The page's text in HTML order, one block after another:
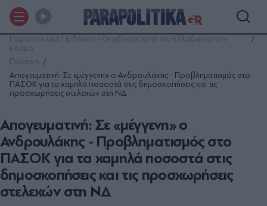
Παραπολιτικά | Ειδήσεις - Οι ειδήσεις από την Ελλάδα και τον
κόσμο
Πολιτική
Απογευματινή: Σε «μέγγενη» ο Ανδρουλάκης - Προβληματισμός στο
ΠΑΣΟΚ για τα χαμηλά ποσοστά στις δημοσκοπήσεις και τις
προσχωρήσεις στελεχών στη ΝΔ
Απογευματινή: Σε «μέγγενη» ο
Ανδρουλάκης - Προβληματισμός στο
ΠΑΣΟΚ για τα χαμηλά ποσοστά στις
δημοσκοπήσεις και τις προσχωρήσεις
στελεχών στη ΝΔ